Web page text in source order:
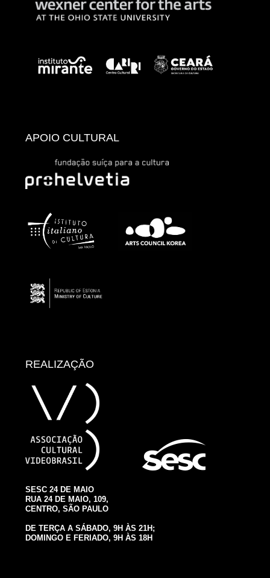
APOIO CULTURAL
REALIZAÇÃO
SESC 24 DE MAIO
RUA 24 DE MAIO, 109,
CENTRO, SÃO PAULO
DE TERÇA A SÁBADO, 9H ÀS 21H;
DOMINGO E FERIADO, 9H ÀS 18H